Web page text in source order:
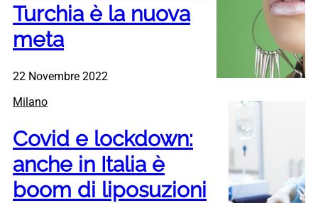
Turchia è la nuova
meta
22 Novembre 2022
Milano
Covid e lockdown:
anche in Italia è
boom di liposuzioni